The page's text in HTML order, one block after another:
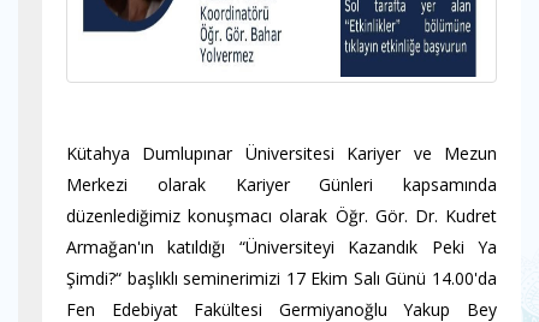
Kütahya Dumlupınar Üniversitesi Kariyer ve Mezun
Merkezi olarak Kariyer Günleri kapsamında
düzenlediğimiz konuşmacı olarak Öğr. Gör. Dr. Kudret
Armağan'ın katıldığı “Üniversiteyi Kazandık Peki Ya
Şimdi?“ başlıklı seminerimizi 17 Ekim Salı Günü 14.00'da
Fen Edebiyat Fakültesi Germiyanoğlu Yakup Bey